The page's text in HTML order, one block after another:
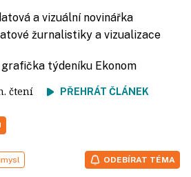
a vizuální novinářka
žurnalistiky a vizualizace
grafička týdeníku Ekonom
čtení PŘEHRÁT ČLÁNEK
ODEBÍRAT TÉMA